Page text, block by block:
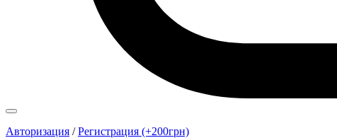
Авторизация /Регистрация (+200грн)